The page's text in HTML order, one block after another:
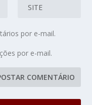
por e-mail.
por e-mail.